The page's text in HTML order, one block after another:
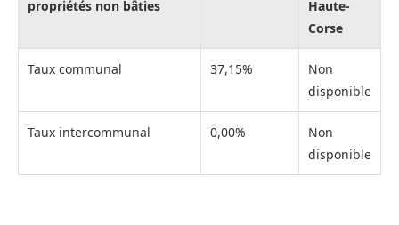
propriétés non bâties
Haute-
Corse
Taux communal 37,15%
Non
disponible
Taux intercommunal 0,00%
Non
disponible